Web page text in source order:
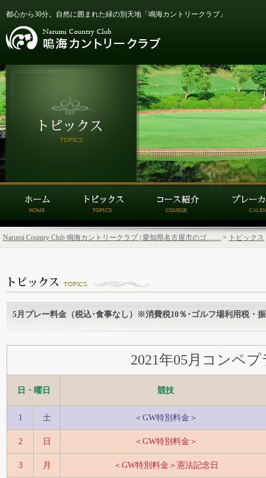
都心から30分。自然に囲まれた緑の別天地「鳴海カントリークラブ」
Narumi Country Club 鳴海カントリークラブ | 愛知県名古屋市のゴ…… > トピックス
5月プレー料金（税込･食事なし）※消費税10％･ゴルフ場利用税・
2021年05月コンペプ
日・曜日 競技
1 土 ＜GW特別料金＞
2 日 ＜GW特別料金＞
3 月 ＜GW特別料金＞憲法記念日